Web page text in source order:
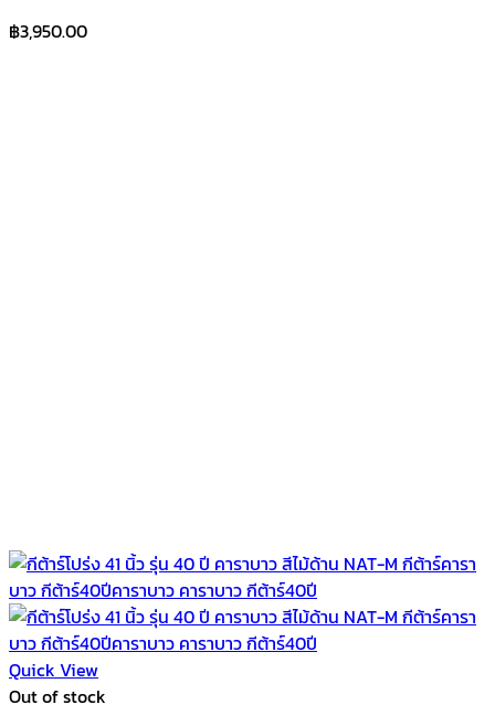
฿3,950.00
Quick View
Out of stock